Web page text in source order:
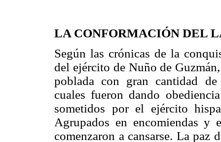
LA CONFORMACIÓN DEL
Según las crónicas de la
del ejército de Nuño de
poblada con gran cantidad de
cuales fueron dando
sometidos por el ejército
Agrupados en encomiendas y
comenzaron a cansarse. La